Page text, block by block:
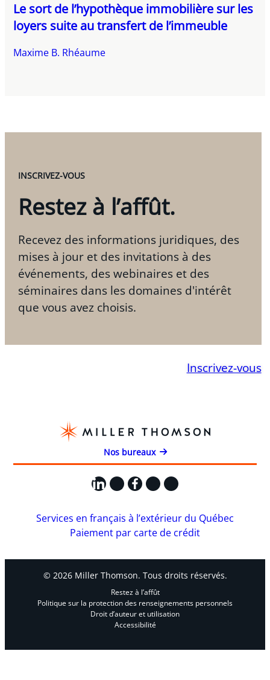
Le sort de l’hypothèque immobilière sur les
loyers suite au transfert de l’immeuble
Maxime B. Rhéaume
INSCRIVEZ-VOUS
Restez à l’affût.
Recevez des informations juridiques, des
mises à jour et des invitations à des
événements, des webinaires et des
séminaires dans les domaines d'intérêt
que vous avez choisis.
Inscrivez-vous
Nos bureaux
LinkedIn
X Facebook
Instagram
YouTube
Services en français à l’extérieur du Québec
Paiement par carte de crédit
© 2026 Miller Thomson. Tous droits réservés.
Restez à l’affût
Politique sur la protection des renseignements personnels
Droit d’auteur et utilisation
Accessibilité